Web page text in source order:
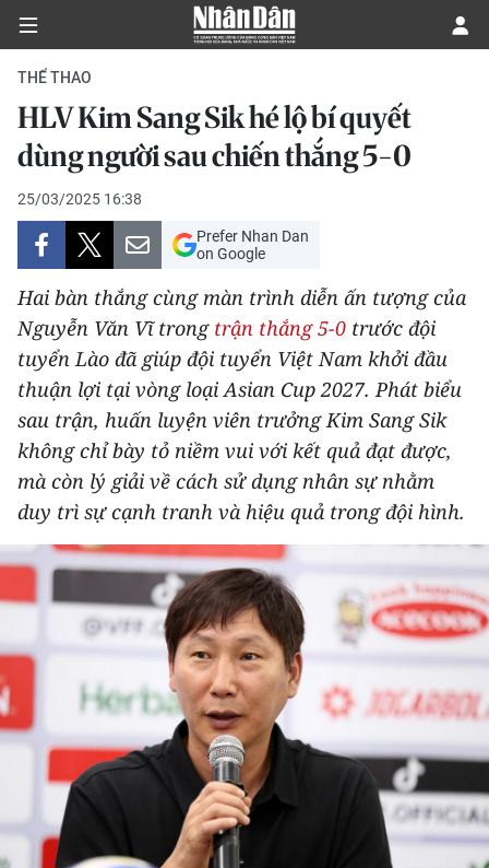
CHÍNH TRỊ
KINH TẾ
VĂN HÓA
XÃ HỘI
PHÁP LUẬT
DU LỊCH
THẾ GIỚI
THỂ THAO
GIÁO DỤC
KHOA HỌC - CÔNG NGHỆ
MÔI TRƯỜNG
BẠN ĐỌC
KIỂM CHỨNG THÔNG TIN
THỂ THAO
HLV Kim Sang Sik hé lộ bí quyết
dùng người sau chiến thắng 5-0
25/03/2025 16:38
Prefer Nhan Dan
on Google
Hai bàn thắng cùng màn trình diễn ấn tượng của
Nguyễn Văn Vĩ trong trận thắng 5-0 trước đội
tuyển Lào đã giúp đội tuyển Việt Nam khởi đầu
thuận lợi tại vòng loại Asian Cup 2027. Phát biểu
sau trận, huấn luyện viên trưởng Kim Sang Sik
không chỉ bày tỏ niềm vui với kết quả đạt được,
mà còn lý giải về cách sử dụng nhân sự nhằm
duy trì sự cạnh tranh và hiệu quả trong đội hình.